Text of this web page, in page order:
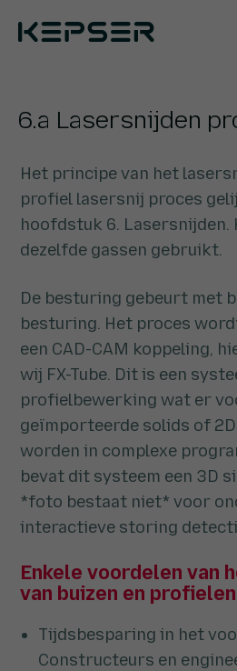
Sectoren
Wie we zijn
Werken bij
6.a Lasersnijden
Het principe van het
profiel lasersnij proces
hoofdstuk 6. Lasersnijden.
dezelfde gassen gebruikt.
De besturing gebeurt met
besturing. Het proces
een CAD-CAM koppeling,
wij FX-Tube. Dit is een
profielbewerking wat er
geïmporteerde solids of
worden in complexe
bevat dit systeem een 3D
*foto bestaat niet* voor
interactieve storing
Enkele voordelen van
van buizen en
Tijdsbesparing in het
Constructeurs en